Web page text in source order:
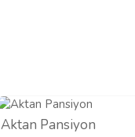
Aktan Pansiyon